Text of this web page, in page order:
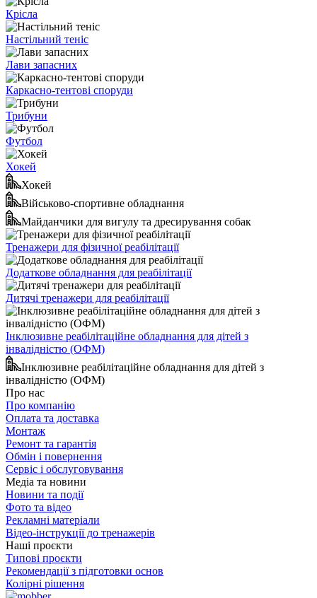
Крісла
Настільний теніс
Лави запасних
Каркасно-тентові споруди
Трибуни
Футбол
Хокей
Хокей
Військово-спортивне обладнання
Майданчики для вигулу та дресирування собак
Тренажери для фізичної реабілітації
Додаткове обладнання для реабілітації
Дитячі тренажери для реабілітації
Інклюзивне реабілітаційне обладнання для дітей з
інвалідністю (ОФМ)
Інклюзивне реабілітаційне обладнання для дітей з
інвалідністю (ОФМ)
Про нас
Про компанію
Оплата та доставка
Монтаж
Ремонт та гарантія
Обмін і повернення
Сервіс і обслуговування
Медіа та новини
Новини та події
Фото та відео
Рекламні матеріали
Відео-інструкції до тренажерів
Наші проєкти
Типові проєкти
Рекомендації з підготовки основ
Колірні рішення